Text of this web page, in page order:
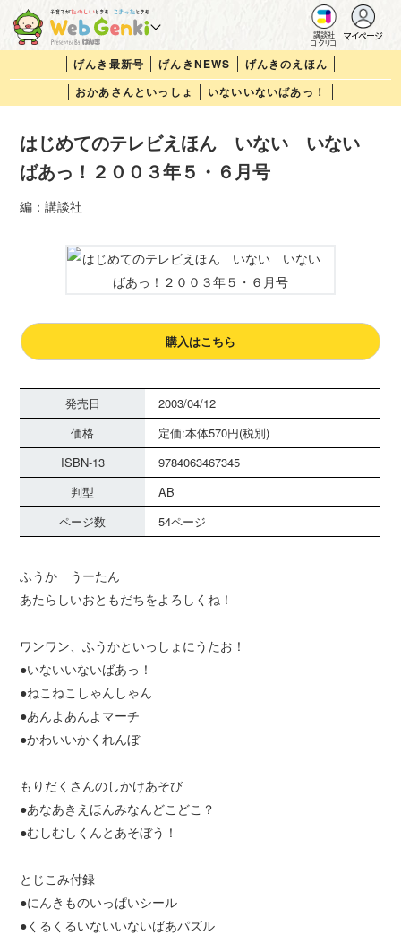
講談社
コクリコ
マイページ
げんき最新号 げんきNEWS
げんきのえほん
おかあさんといっしょ
いないいないばあっ！
はじめてのテレビえほん いない いない
ばあっ！２００３年５・６月号
編：講談社
購入はこちら
発売日
2003/04/12
価格
定価:本体570円(税別)
ISBN-13
9784063467345
判型
AB
ページ数
54ページ
ふうか うーたん
あたらしいおともだちをよろしくね！
ワンワン、ふうかといっしょにうたお！
●いないいないばあっ！
●ねこねこしゃんしゃん
●あんよあんよマーチ
●かわいいかくれんぼ
もりだくさんのしかけあそび
●あなあきえほんみなんどこどこ？
●むしむしくんとあそぼう！
とじこみ付録
●にんきものいっぱいシール
●くるくるいないいないばあパズル